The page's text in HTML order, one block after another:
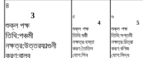
৪
3
শুক্ল পক্ষ
তিথি:পঞ্চমী
নক্ষত্র:উত্তরফাল্গুনী
করণ:বালব
৫
4
শুক্ল পক্ষ
তিথি:ষষ্ঠী
নক্ষত্র:হস্তা
করণ:তৈতিল
যোগ:শিব
৬
5
শুক্ল পক্ষ
তিথি:সপ্তমী
নক্ষত্র:চিত্রা
করণ:বণিজ
যোগ:সিদ্ধ